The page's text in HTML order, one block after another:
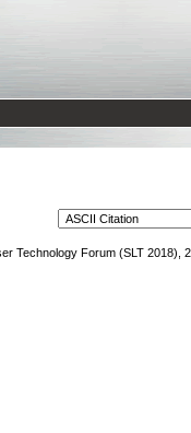
Technology Forum (SLT 2018),